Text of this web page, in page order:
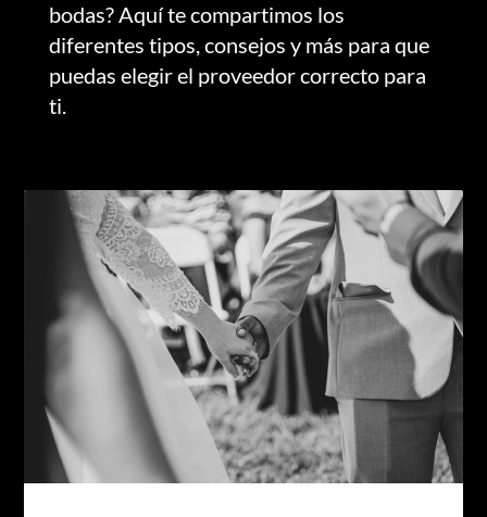
bodas? Aquí te compartimos los
diferentes tipos, consejos y más para que
puedas elegir el proveedor correcto para
ti.